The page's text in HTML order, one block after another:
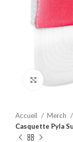
Voir plus
Accueil Merch
Casquette Pyla